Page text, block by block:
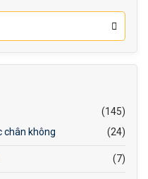
(145)
chân không
(24)
(7)